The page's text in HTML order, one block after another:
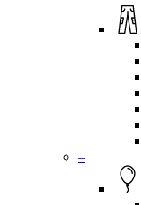
–